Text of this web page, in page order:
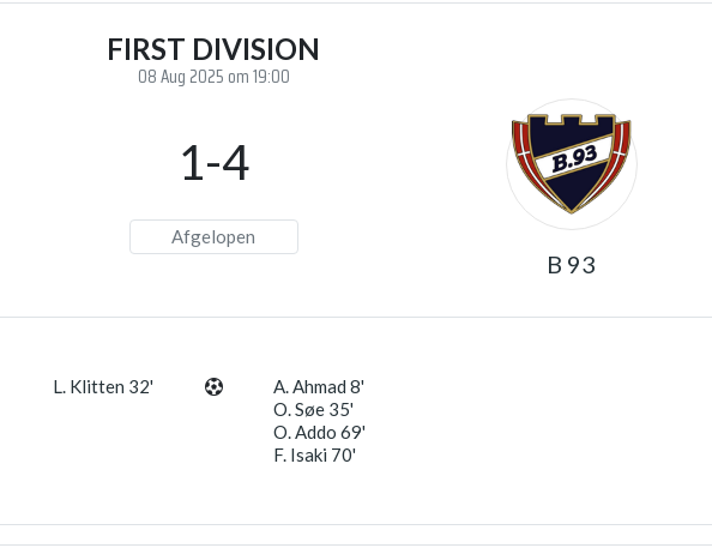
FIRST DIVISION
08 Aug 2025 om 19:00
1-4
Afgelopen
B 93
L. Klitten 32'
A. Ahmad 8'
O. Søe 35'
O. Addo 69'
F. Isaki 70'